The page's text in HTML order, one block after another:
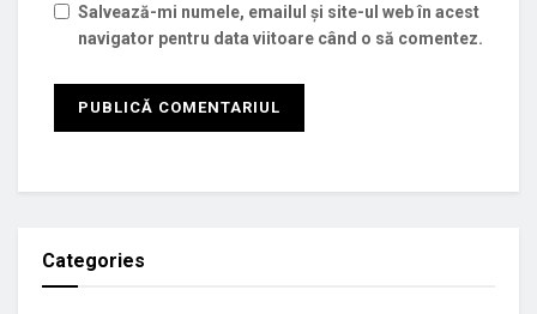
Salvează-mi numele, emailul și site-ul web în acest
navigator pentru data viitoare când o să comentez.
Categories